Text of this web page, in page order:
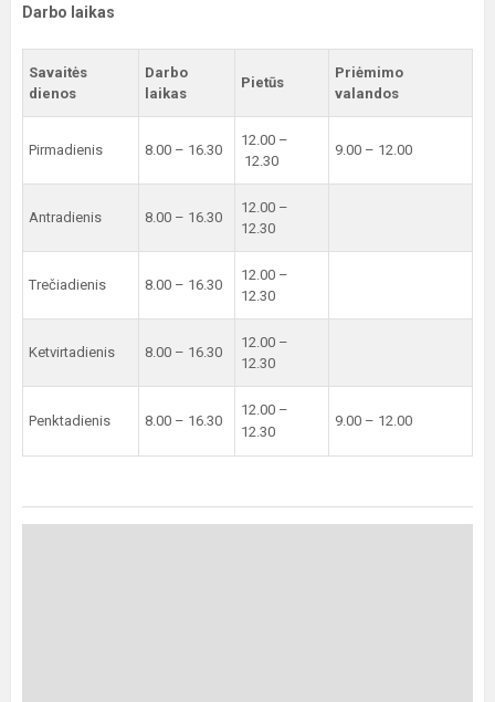
Darbo laikas
Savaitės
dienos
Darbo
laikas
Pietūs
Priėmimo
valandos
Pirmadienis 8.00 – 16.30
12.00 –
12.30
9.00 – 12.00
Antradienis 8.00 – 16.30
12.00 –
12.30
Trečiadienis 8.00 – 16.30
12.00 –
12.30
Ketvirtadienis 8.00 – 16.30
12.00 –
12.30
Penktadienis 8.00 – 16.30
12.00 –
12.30
9.00 – 12.00